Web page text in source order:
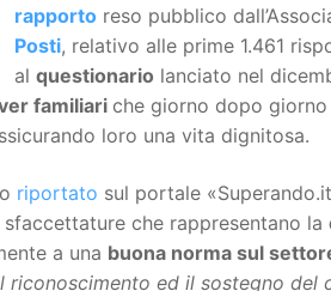
rapportoreso pubblico
Posti, relativo alle prime 1.461
al questionario lanciato nel
familiari che giorno dopo
loro una vita dignitosa.
riportato sul portale
che rappresentano la
a una buona norma sul
riconoscimento ed il sostegno del